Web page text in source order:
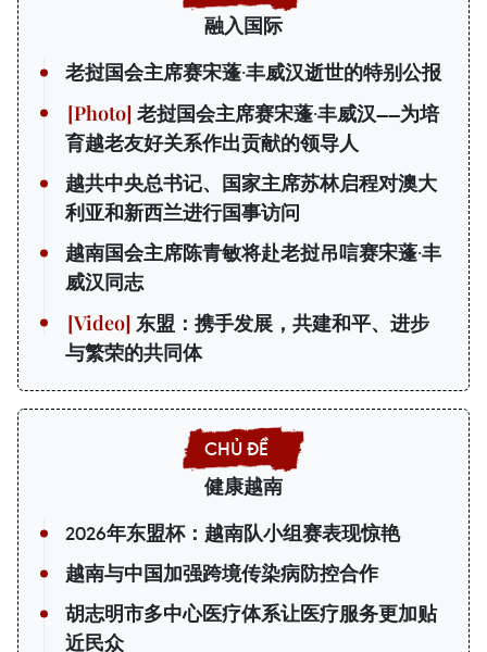
融入国际
老挝国会主席赛宋蓬·丰威汉逝世的特别公报
老挝国会主席赛宋蓬·丰威汉——为培
育越老友好关系作出贡献的领导人
越共中央总书记、国家主席苏林启程对澳大
利亚和新西兰进行国事访问
越南国会主席陈青敏将赴老挝吊唁赛宋蓬·丰
威汉同志
东盟：携手发展，共建和平、进步
与繁荣的共同体
健康越南
2026年东盟杯：越南队小组赛表现惊艳
越南与中国加强跨境传染病防控合作
胡志明市多中心医疗体系让医疗服务更加贴
近民众